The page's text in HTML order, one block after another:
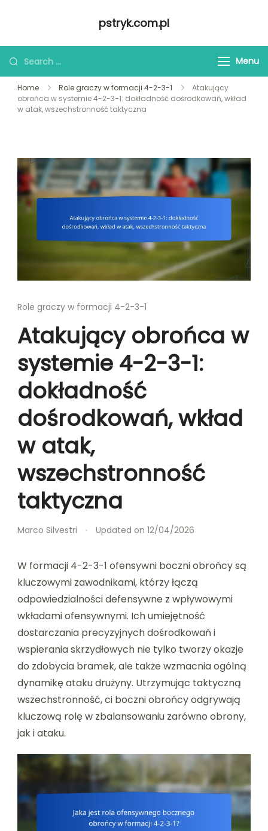
pstryk.com.pl
Looking
for
Something?
Menu
Home Role graczy w formacji 4-2-3-1
Atakujący
obrońca w systemie 4-2-3-1: dokładność dośrodkowań, wkład
w atak, wszechstronność taktyczna
Role graczy w formacji 4-2-3-1
Atakujący obrońca w
systemie 4-2-3-1:
dokładność
dośrodkowań, wkład
w atak,
wszechstronność
taktyczna
Marco Silvestri Updated on 12/04/2026
W formacji 4-2-3-1 ofensywni boczni obrońcy są
kluczowymi zawodnikami, którzy łączą
odpowiedzialności defensywne z wpływowymi
wkładami ofensywnymi. Ich umiejętność
dostarczania precyzyjnych dośrodkowań i
wspierania skrzydłowych nie tylko tworzy okazje
do zdobycia bramek, ale także wzmacnia ogólną
dynamikę ataku drużyny. Utrzymując taktyczną
wszechstronność, ci boczni obrońcy odgrywają
kluczową rolę w zbalansowaniu zarówno obrony,
jak i ataku.